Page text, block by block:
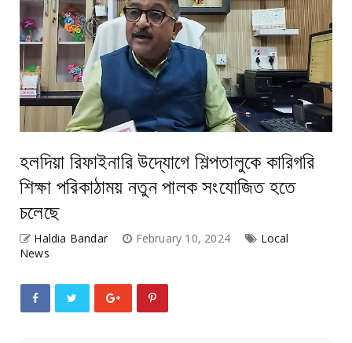
হলদিয়া রিফাইনারি উদ্যোগে শিল্পতালুকে কারিগরি
শিক্ষা পরিকাঠাময় নতুন পালক সংযোজিত হতে
চলেছে
Haldia Bandar February 10, 2024
Local
News